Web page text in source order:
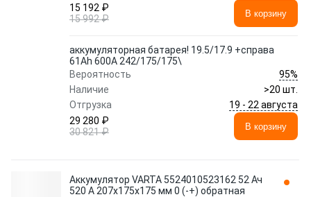
15 192 ₽
15 992 ₽
В корзину
аккумуляторная батарея! 19.5/17.9 +справа
61Ah 600A 242/175/175\
Вероятность
95%
Наличие
>20 шт.
Отгрузка
19 - 22 августа
29 280 ₽
30 821 ₽
В корзину
Аккумулятор VARTA 5524010523162 52 Ач
520 А 207x175x175 мм 0 (-+) обратная